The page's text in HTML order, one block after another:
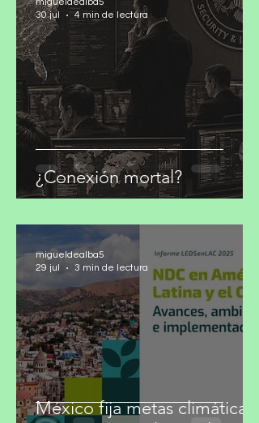
¿Conexión mortal?
migueldealba5
30 jul
4 min de lectura
migueldealba5
29 jul
3 min de lectura